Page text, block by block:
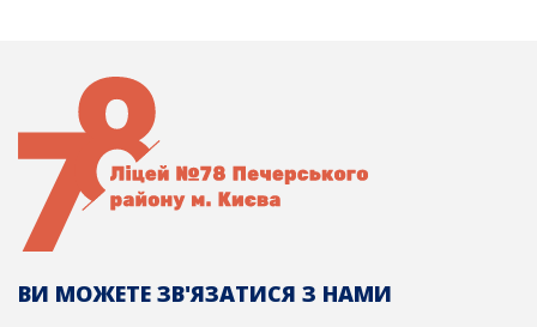
ВИ МОЖЕТЕ ЗВ'ЯЗАТИСЯ З НАМИ